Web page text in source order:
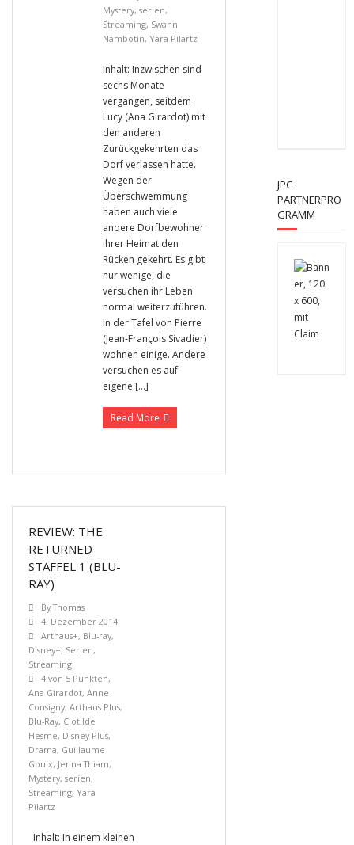
Mystery, serien,
Streaming, Swann
Nambotin, Yara Pilartz
Inhalt: Inzwischen sind
sechs Monate
vergangen, seitdem
Lucy (Ana Girardot) mit
den anderen
Zurückgekehrten das
Dorf verlassen hatte.
Wegen der
Überschwemmung
haben auch viele
andere Dorfbewohner
ihrer Heimat den
Rücken gekehrt. Es gibt
nur wenige, die
versuchen ihr Leben
normal weiterzuführen.
In der Tafel von Pierre
(Jean-François Sivadier)
wohnen einige. Andere
versuchen es auf
eigene […]
Read More
REVIEW: THE
RETURNED
STAFFEL 1 (BLU-
RAY)
ByThomas
4. Dezember 2014
Arthaus+, Blu-ray,
Disney+, Serien,
Streaming
4 von 5 Punkten,
Ana Girardot, Anne
Consigny, Arthaus Plus,
Blu-Ray, Clotilde
Hesme, Disney Plus,
Drama, Guillaume
Gouix, Jenna Thiam,
Mystery, serien,
Streaming, Yara
Pilartz
Inhalt: In einem kleinen
JPC
PARTNERPRO
GRAMM